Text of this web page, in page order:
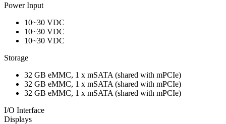
Power Input
10~30 VDC
10~30 VDC
10~30 VDC
Storage
32 GB eMMC, 1 x mSATA (shared with mPCIe)
32 GB eMMC, 1 x mSATA (shared with mPCIe)
32 GB eMMC, 1 x mSATA (shared with mPCIe)
I/O Interface
Displays